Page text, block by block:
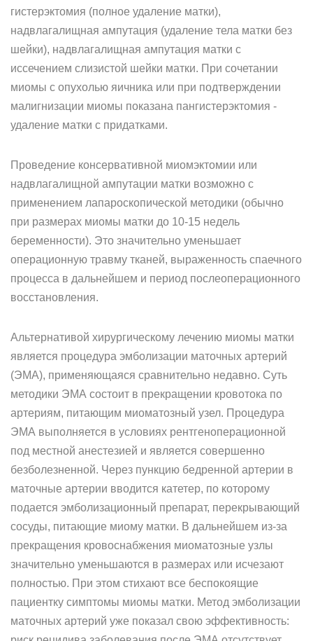
гистерэктомия (полное удаление матки),
надвлагалищная ампутация (удаление тела матки без
шейки), надвлагалищная ампутация матки с
иссечением слизистой шейки матки. При сочетании
миомы с опухолью яичника или при подтверждении
малигнизации миомы показана пангистерэктомия -
удаление матки с придатками.
Проведение консервативной миомэктомии или
надвлагалищной ампутации матки возможно с
применением лапароскопической методики (обычно
при размерах миомы матки до 10-15 недель
беременности). Это значительно уменьшает
операционную травму тканей, выраженность спаечного
процесса в дальнейшем и период послеоперационного
восстановления.
Альтернативой хирургическому лечению миомы матки
является процедура эмболизации маточных артерий
(ЭМА), применяющаяся сравнительно недавно. Суть
методики ЭМА состоит в прекращении кровотока по
артериям, питающим миоматозный узел. Процедура
ЭМА выполняется в условиях рентгеноперационной
под местной анестезией и является совершенно
безболезненной. Через пункцию бедренной артерии в
маточные артерии вводится катетер, по которому
подается эмболизационный препарат, перекрывающий
сосуды, питающие миому матки. В дальнейшем из-за
прекращения кровоснабжения миоматозные узлы
значительно уменьшаются в размерах или исчезают
полностью. При этом стихают все беспокоящие
пациентку симптомы миомы матки. Метод эмболизации
маточных артерий уже показал свою эффективность: